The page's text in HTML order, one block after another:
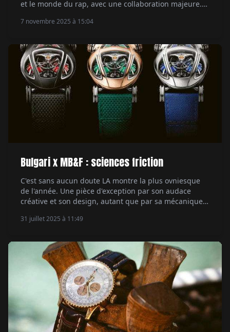
et le monde du rap, avec une collaboration majeure.
musicale actuelle, devient son ambassadeur. Un
de la Batte.
7 novembre 2025 à 15:04
Bulgari x MB&F : sciences friction
C'est sans aucun doute LA montre la plus ovniesque
de l'année. Une pièce d'exception par son audace
créative et son design, autant que par sa mécanique.
MB&F Serpenti, qui viennent d'une autre galaxie. Par
31 juillet 2025 à 11:49